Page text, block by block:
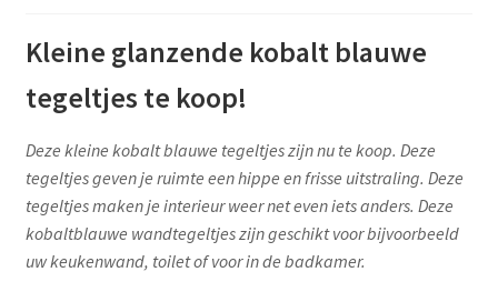
Kleine glanzende kobalt blauwe
tegeltjes te koop!
Deze kleine kobalt blauwe tegeltjes zijn nu te koop. Deze
tegeltjes geven je ruimte een hippe en frisse uitstraling. Deze
tegeltjes maken je interieur weer net even iets anders. Deze
kobaltblauwe wandtegeltjes zijn geschikt voor bijvoorbeeld
uw keukenwand, toilet of voor in de badkamer.